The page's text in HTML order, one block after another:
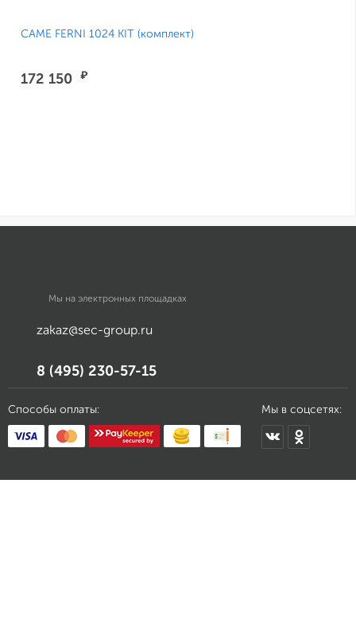
CAME FERNI 1024 KIT (комплект)
172 150 ₽
Мы на электронных площадках
zakaz@sec-group.ru
8 (495) 230-57-15
Способы оплаты: Мы в соцсетях: